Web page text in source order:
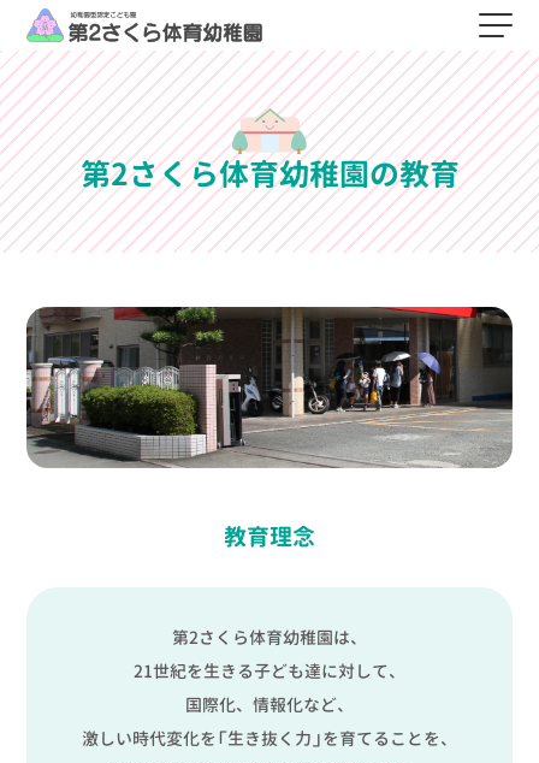
第2さくら体育幼稚園の教育
教育理念
第2さくら体育幼稚園は、
21世紀を生きる子ども達に対して、
国際化、情報化など、
激しい時代変化を「生き抜く力」 を育てることを、